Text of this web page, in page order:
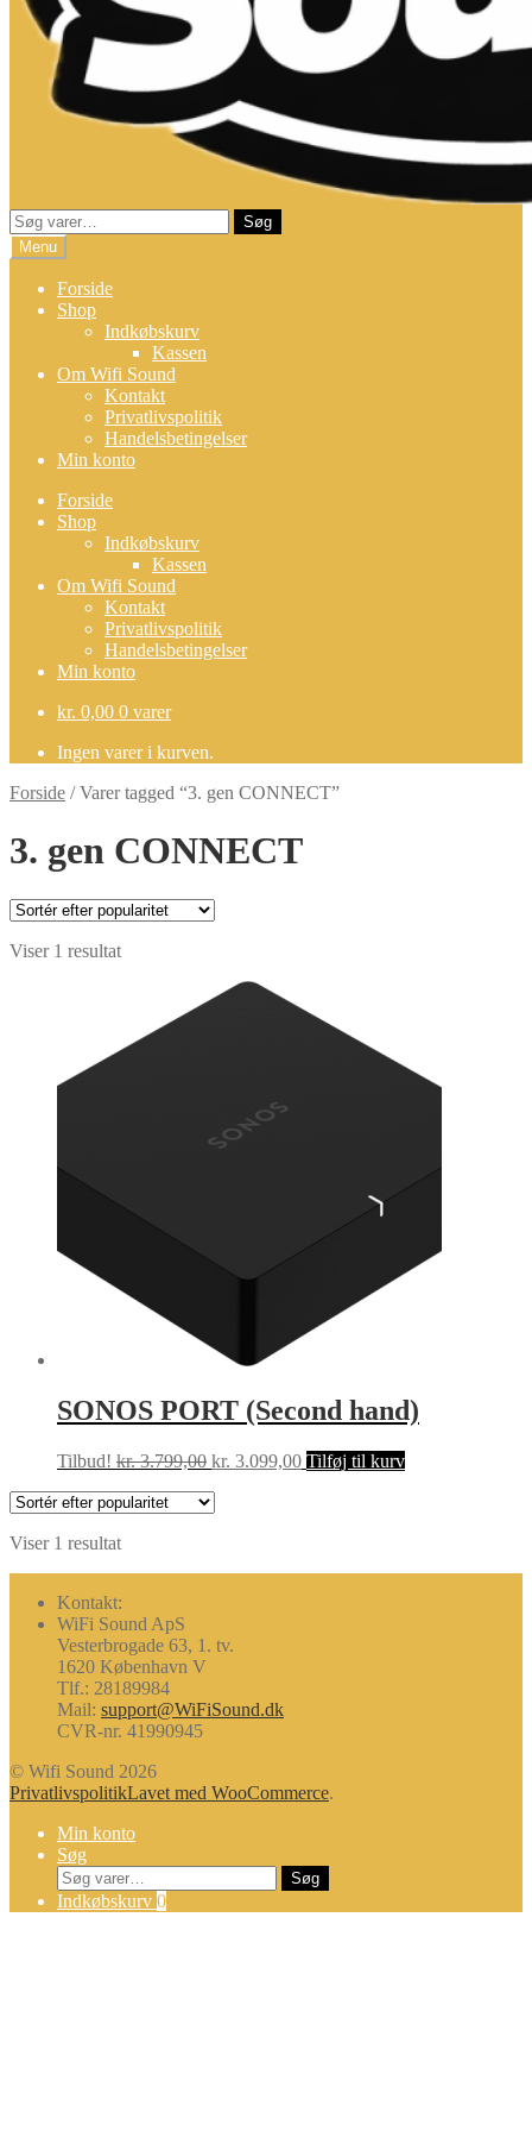
Søg
efter:
Søg
Menu
Forside
Shop
Indkøbskurv
Kassen
Om Wifi Sound
Kontakt
Privatlivspolitik
Handelsbetingelser
Min konto
Forside
Shop
Indkøbskurv
Kassen
Om Wifi Sound
Kontakt
Privatlivspolitik
Handelsbetingelser
Min konto
kr. 0,00 0 varer
Ingen varer i kurven.
Forside /Varer tagged “3. gen CONNECT”
3. gen CONNECT
Viser 1 resultat
SONOS PORT (Second hand)
Tilbud! kr.3.799,00 Den
kr. 3.099,00Den
Tilføj til kurv
Viser 1 resultat
Kontakt:
WiFi Sound ApS
Vesterbrogade 63, 1. tv.
1620 København V
Tlf.: 28189984
Mail: support@WiFiSound.dk
CVR-nr. 41990945
© Wifi Sound 2026
PrivatlivspolitikLavet med WooCommerce.
Min konto
Søg
Søg
efter:
Søg
Indkøbskurv 0